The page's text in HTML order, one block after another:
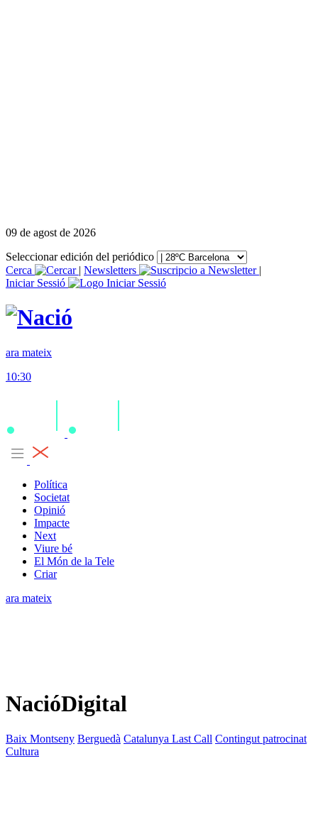
09 de agost de 2026
Seleccionar edición del periódico
Cerca
| Newsletters
|
Iniciar Sessió
ara mateix
10:30
Política
Societat
Opinió
Impacte
Next
Viure bé
El Món de la Tele
Criar
ara mateix
NacióDigital
Baix Montseny Berguedà Catalunya Last Call Contingut patrocinat
Cultura